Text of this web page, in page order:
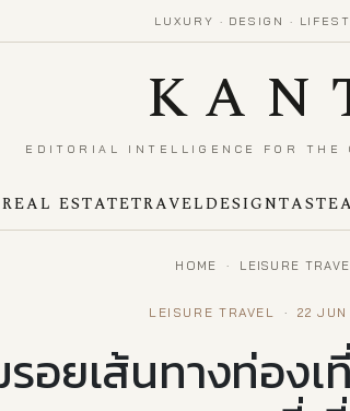
LUXURY · DESIGN ·
EDITORIAL INTELLIGENCE FOR THE
REAL ESTATETRAVELDESIGNTASTE
HOME · LEISURE
LEISURE TRAVEL · 22 JUN
อยเส้นทางท่องเ